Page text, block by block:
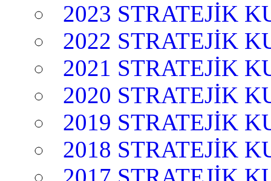
2023 STRATEJİK
2022 STRATEJİK
2021 STRATEJİK
2020 STRATEJİK
2019 STRATEJİK
2018 STRATEJİK